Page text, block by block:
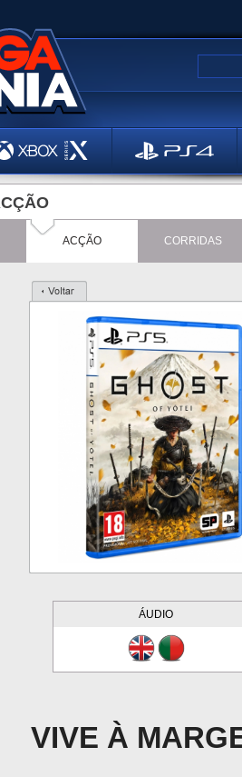
ACÇÃO CORRIDAS
ÁUDIO
VIVE À